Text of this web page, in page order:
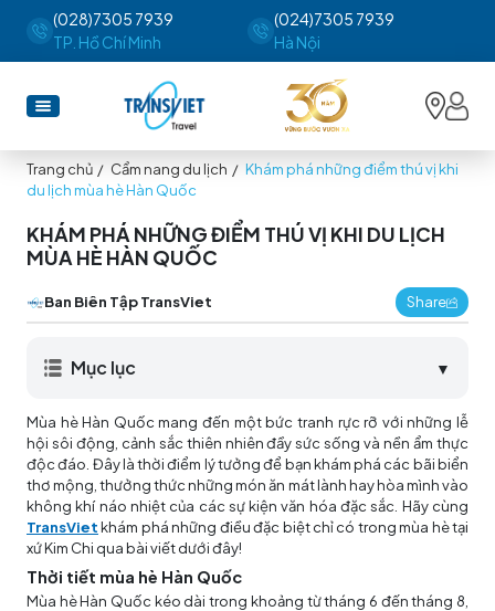
(028)7305 7939
TP. Hồ Chí Minh
(024)7305 7939
Hà Nội
Trang chủ / Cẩm nang du lịch / Khám phá những điểm thú vị khi
du lịch mùa hè Hàn Quốc
KHÁM PHÁ NHỮNG ĐIỂM THÚ VỊ KHI DU LỊCH
MÙA HÈ HÀN QUỐC
Ban Biên Tập TransViet Share
Mục lục ▼
Mùa hè Hàn Quốc mang đến một bức tranh rực rỡ với những lễ
hội sôi động, cảnh sắc thiên nhiên đầy sức sống và nền ẩm thực
độc đáo. Đây là thời điểm lý tưởng để bạn khám phá các bãi biển
thơ mộng, thưởng thức những món ăn mát lành hay hòa mình vào
không khí náo nhiệt của các sự kiện văn hóa đặc sắc. Hãy cùng
TransVietkhám phá những điều đặc biệt chỉ có trong mùa hè tại
xứ Kim Chi qua bài viết dưới đây!
Thời tiết mùa hè Hàn Quốc
Mùa hè Hàn Quốc kéo dài trong khoảng từ tháng 6 đến tháng 8,